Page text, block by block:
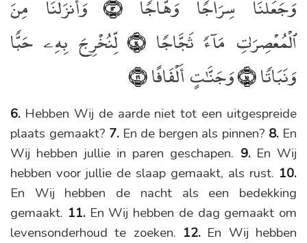
6. Hebben Wij de aarde niet tot een uitgespreide
plaats gemaakt? 7. En de bergen als pinnen? 8. En
Wij hebben jullie in paren geschapen. 9. En Wij
hebben voor jullie de slaap gemaakt, als rust. 10.
En Wij hebben de nacht als een bedekking
gemaakt. 11. En Wij hebben de dag gemaakt om
levensonderhoud te zoeken. 12. En Wij hebben
وَجَعَلْنَا سِرَاجًۭا وَهَّاجًۭا﴿١٣﴾
وَأَنزَلْنَا مِنَ
ٱلْمُعْصِرَٰتِ مَآءًۭ ثَجَّاجًۭا﴿١٤﴾
لِّنُخْرِجَ بِهِۦ حَبًّۭا
وَنَبَاتًۭا﴿١٥﴾ وَجَنَّـٰتٍ أَلْفَافًا﴿١٦﴾